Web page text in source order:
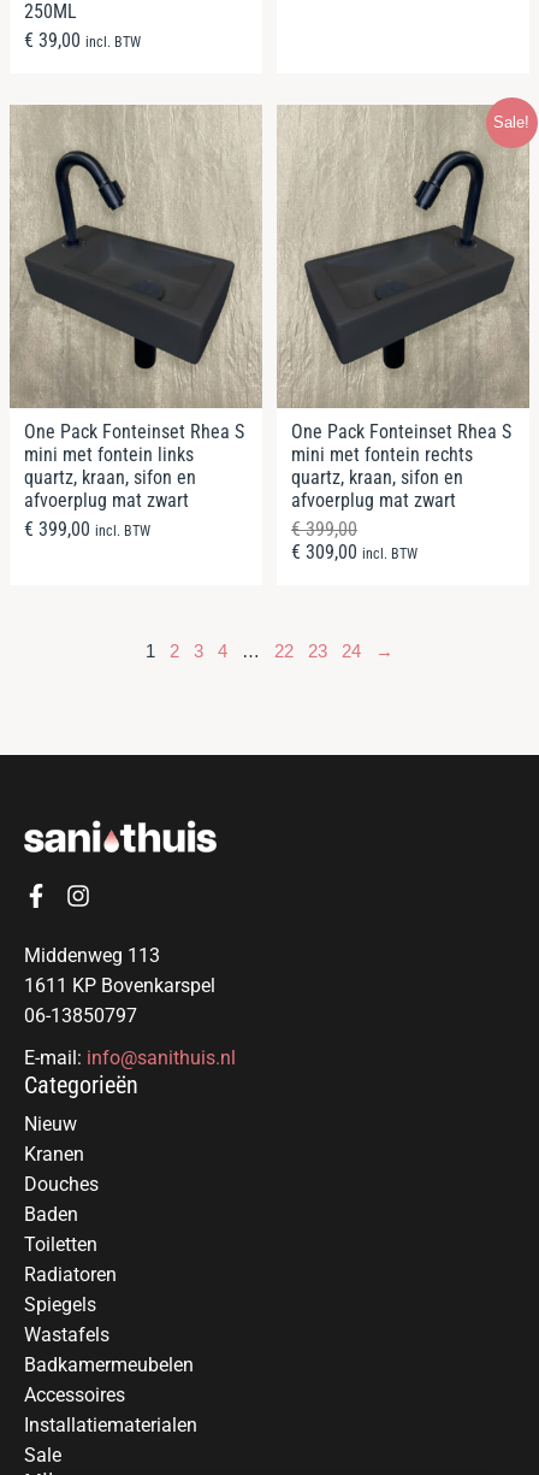
250ML
€ 39,00 incl. BTW
One Pack Fonteinset Rhea S
mini met fontein links
quartz, kraan, sifon en
afvoerplug mat zwart
€ 399,00 incl. BTW
Sale!
One Pack Fonteinset Rhea S
mini met fontein rechts
quartz, kraan, sifon en
afvoerplug mat zwart
€399,00
€ 309,00 incl. BTW
1 2 3 4 … 22 23 24 →
Middenweg 113
1611 KP Bovenkarspel
06-13850797
E-mail: info@sanithuis.nl
Categorieën
Nieuw
Kranen
Douches
Baden
Toiletten
Radiatoren
Spiegels
Wastafels
Badkamermeubelen
Accessoires
Installatiematerialen
Sale